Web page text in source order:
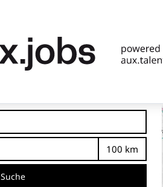
Entfernung
Suche